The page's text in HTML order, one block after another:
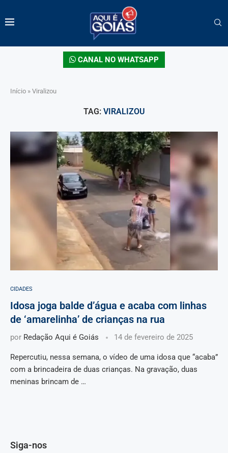
CANAL NO WHATSAPP
Início » Viralizou
TAG: VIRALIZOU
CIDADES
Idosa joga balde d’água e acaba com linhas
de ‘amarelinha’ de crianças na rua
por Redação Aqui é Goiás 14 de fevereiro de 2025
Repercutiu, nessa semana, o vídeo de uma idosa que “acaba”
com a brincadeira de duas crianças. Na gravação, duas
meninas brincam de …
Siga-nos